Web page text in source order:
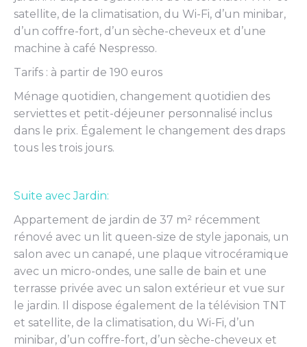
satellite, de la climatisation, du Wi-Fi, d’un minibar,
d’un coffre-fort, d’un sèche-cheveux et d’une
machine à café Nespresso.
Tarifs : à partir de 190 euros
Ménage quotidien, changement quotidien des
serviettes et petit-déjeuner personnalisé inclus
dans le prix. Également le changement des draps
tous les trois jours.
Suite avec Jardin:
Appartement de jardin de 37 m² récemment
rénové avec un lit queen-size de style japonais, un
salon avec un canapé, une plaque vitrocéramique
avec un micro-ondes, une salle de bain et une
terrasse privée avec un salon extérieur et vue sur
le jardin. Il dispose également de la télévision TNT
et satellite, de la climatisation, du Wi-Fi, d’un
minibar, d’un coffre-fort, d’un sèche-cheveux et